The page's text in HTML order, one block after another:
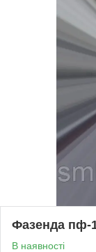
Фазенда пф-
В наявності